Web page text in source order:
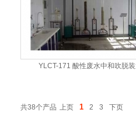
YLCT-171 酸性废水中和吹脱
共38个产品 上页 1 2 3 下页